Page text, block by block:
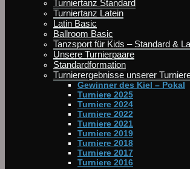
Turniertanz Standard
Turniertanz Latein
Latin Basic
Ballroom Basic
Tanzsport für Kids – Standard &
Unsere Turnierpaare
Standardformation
Turnierergebnisse unserer
Gewinner des Kiel – Pokal
Turniere 2025
Turniere 2024
Turniere 2022
Turniere 2021
Turniere 2019
Turniere 2018
Turniere 2017
Turniere 2016